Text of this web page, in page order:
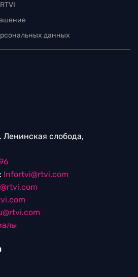
данных
Ленинская слобода,
Infortvi@rtvi.com